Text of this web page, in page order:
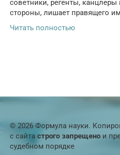
советники, регенты,
стороны, лишает правящего
Читать полностью
© 2026 Формула науки.
с сайта строго запрещено и
судебном порядке